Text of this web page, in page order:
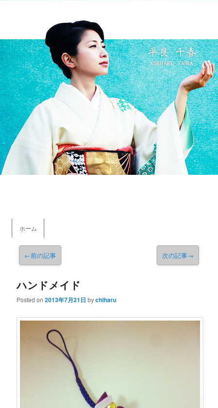
メインコンテンツへ移動
ホーム
←前の記事 次の記事→
ハンドメイド
Posted on2013年7月21日 bychiharu